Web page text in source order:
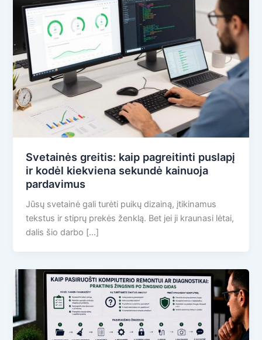
Svetainės greitis: kaip pagreitinti puslapį
ir kodėl kiekviena sekundė kainuoja
pardavimus
Jūsų svetainė gali turėti puikų dizainą, įtikinamus
tekstus ir stiprų prekės ženklą. Bet jei ji kraunasi lėtai,
dalis šio darbo […]